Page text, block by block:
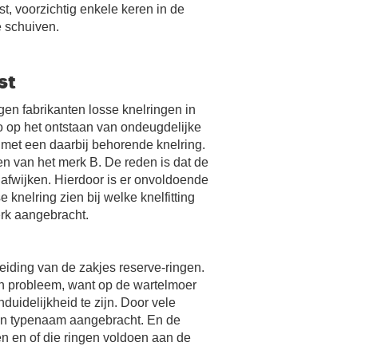
voorzichtig enkele keren in de
schuiven.
fabrikanten losse knelringen in
het ontstaan van ondeugdelijke
een daarbij behorende knelring.
van het merk B. De reden is dat de
Hierdoor is er onvoldoende
knelring zien bij welke knelfitting
aangebracht.
van de zakjes reserve-ringen.
probleem, want op de wartelmoer
te zijn. Door vele
typenaam aangebracht. En de
en of die ringen voldoen aan de